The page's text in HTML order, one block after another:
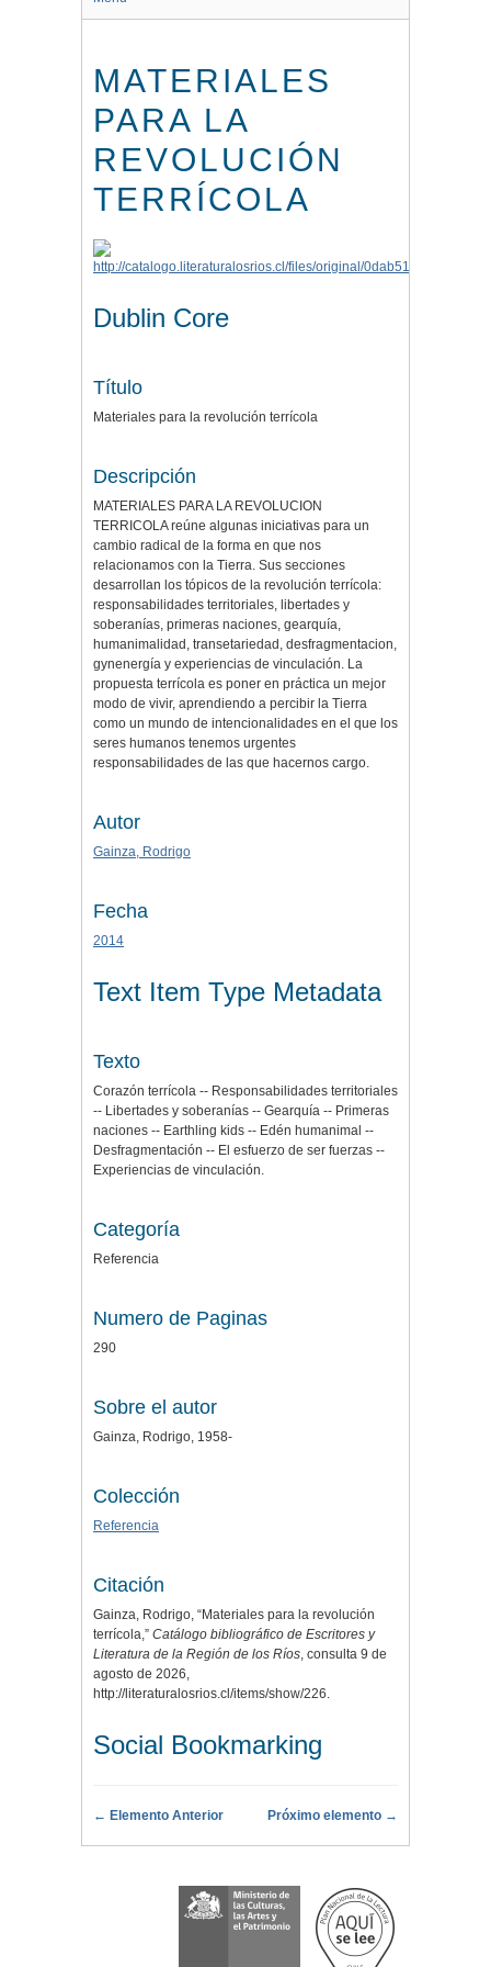
MATERIALES
PARA LA
REVOLUCIÓN
TERRÍCOLA
Dublin Core
Título
Materiales para la revolución terrícola
Descripción
MATERIALES PARA LA REVOLUCION
TERRICOLA reúne algunas iniciativas para un
cambio radical de la forma en que nos
relacionamos con la Tierra. Sus secciones
desarrollan los tópicos de la revolución terrícola:
responsabilidades territoriales, libertades y
soberanías, primeras naciones, gearquía,
humanimalidad, transetariedad, desfragmentacion,
gynenergía y experiencias de vinculación. La
propuesta terrícola es poner en práctica un mejor
modo de vivir, aprendiendo a percibir la Tierra
como un mundo de intencionalidades en el que los
seres humanos tenemos urgentes
responsabilidades de las que hacernos cargo.
Autor
Gainza, Rodrigo
Fecha
2014
Text Item Type Metadata
Texto
Corazón terrícola -- Responsabilidades territoriales
-- Libertades y soberanías -- Gearquía -- Primeras
naciones -- Earthling kids -- Edén humanimal --
Desfragmentación -- El esfuerzo de ser fuerzas --
Experiencias de vinculación.
Categoría
Referencia
Numero de Paginas
290
Sobre el autor
Gainza, Rodrigo, 1958-
Colección
Referencia
Citación
Gainza, Rodrigo, “Materiales para la revolución
terrícola,” Catálogo bibliográfico de Escritores y
Literatura de la Región de los Ríos, consulta 9 de
agosto de 2026,
http://literaturalosrios.cl/items/show/226.
Social Bookmarking
← Elemento Anterior Próximo elemento →